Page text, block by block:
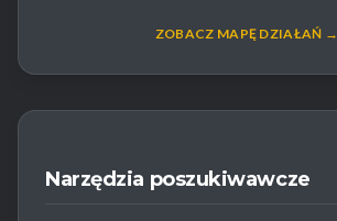
ZOBACZ MAPĘ DZIAŁAŃ →
Narzędzia poszukiwawcze